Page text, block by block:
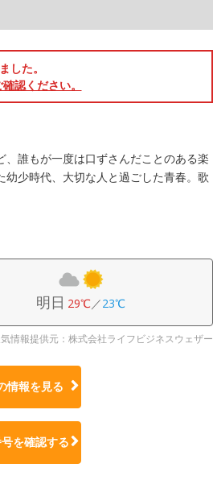
した。
認ください。
、誰もが一度は口ずさんだことのある楽
少時代、大切な人と過ごした青春。歌
明日 29℃／23℃
情報提供元：株式会社ライフビジネスウェザー
情報を見る
を確認する